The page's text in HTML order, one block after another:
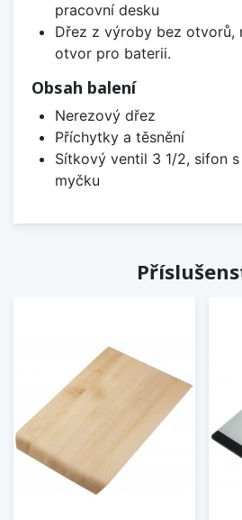
pracovní desku
Dřez z výroby bez otvorů,
otvor pro baterii.
Obsah balení
Nerezový dřez
Příchytky a těsnění
Sítkový ventil 3 1/2, sifon
myčku